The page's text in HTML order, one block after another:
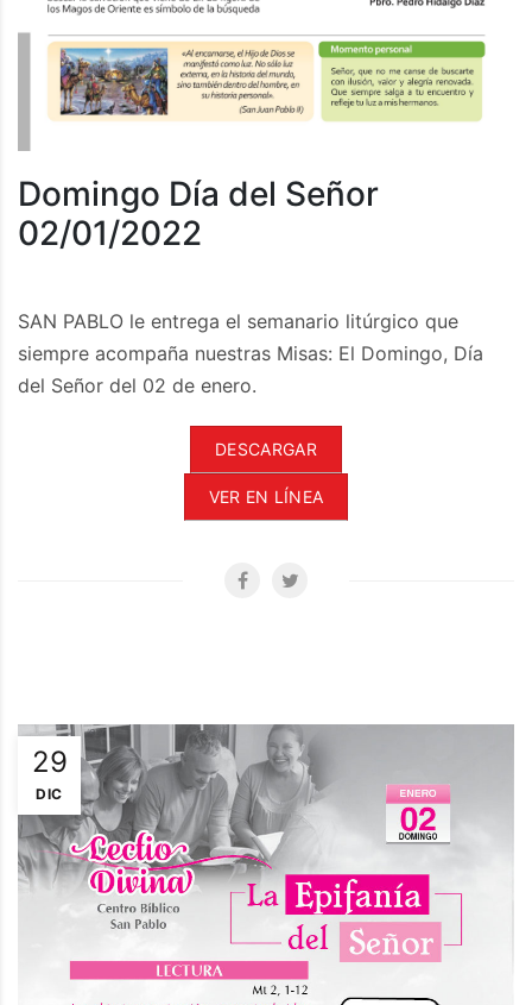
Domingo Día del Señor
02/01/2022
SAN PABLO le entrega el semanario litúrgico que
siempre acompaña nuestras Misas: El Domingo, Día
del Señor del 02 de enero.
DESCARGAR
VER EN LÍNEA
29
DIC